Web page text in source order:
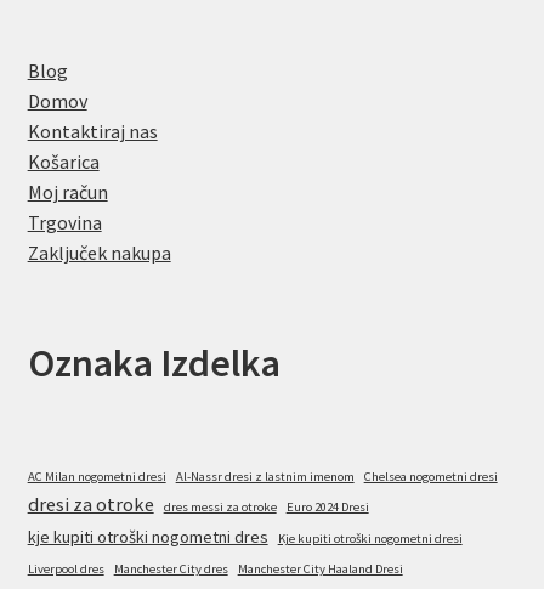
Blog
Domov
Kontaktiraj nas
Košarica
Moj račun
Trgovina
Zaključek nakupa
Oznaka Izdelka
AC Milan nogometni dresi Al-Nassr dresi z lastnim imenom Chelsea nogometni dresi
dresi za otroke dres messi za otroke Euro 2024 Dresi
kje kupiti otroški nogometni dres
Kje kupiti otroški nogometni dresi
Liverpool dres
Manchester City dres
Manchester City Haaland Dresi